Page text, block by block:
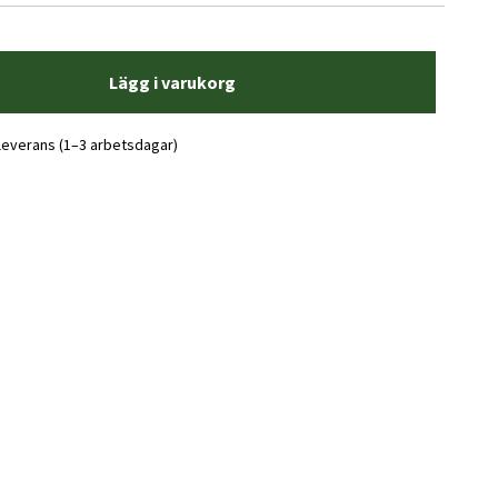
Lägg i varukorg
(1–3 arbetsdagar)